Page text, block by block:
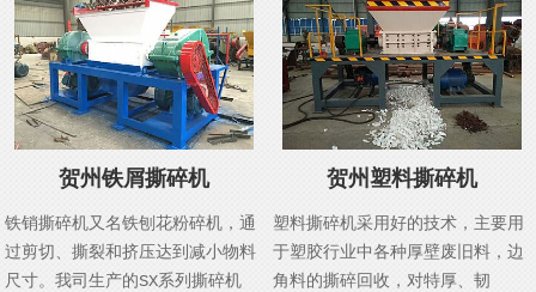
贺州铁屑撕碎机
铁销撕碎机又名铁刨花粉碎机，通
过剪切、撕裂和挤压达到减小物料
尺寸。我司生产的SX系列撕碎机
贺州塑料撕碎机
塑料撕碎机采用好的技术，主要用
于塑胶行业中各种厚壁废旧料，边
角料的撕碎回收，对特厚、韧